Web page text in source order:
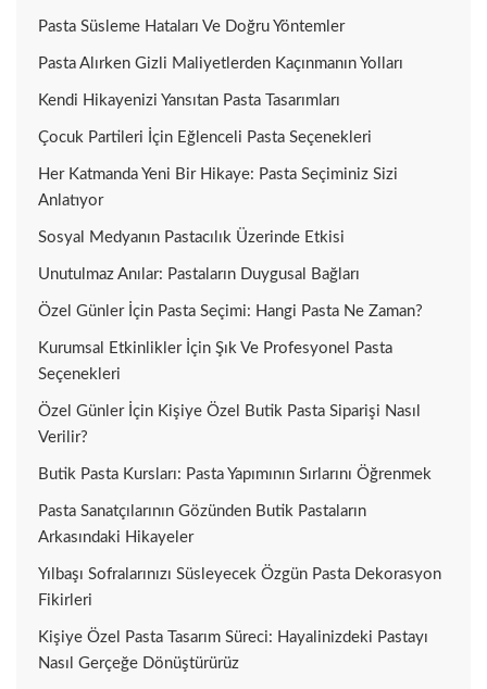
Pasta Süsleme Hataları Ve Doğru Yöntemler
Pasta Alırken Gizli Maliyetlerden Kaçınmanın Yolları
Kendi Hikayenizi Yansıtan Pasta Tasarımları
Çocuk Partileri İçin Eğlenceli Pasta Seçenekleri
Her Katmanda Yeni Bir Hikaye: Pasta Seçiminiz Sizi
Anlatıyor
Sosyal Medyanın Pastacılık Üzerinde Etkisi
Unutulmaz Anılar: Pastaların Duygusal Bağları
Özel Günler İçin Pasta Seçimi: Hangi Pasta Ne Zaman?
Kurumsal Etkinlikler İçin Şık Ve Profesyonel Pasta
Seçenekleri
Özel Günler İçin Kişiye Özel Butik Pasta Siparişi Nasıl
Verilir?
Butik Pasta Kursları: Pasta Yapımının Sırlarını Öğrenmek
Pasta Sanatçılarının Gözünden Butik Pastaların
Arkasındaki Hikayeler
Yılbaşı Sofralarınızı Süsleyecek Özgün Pasta Dekorasyon
Fikirleri
Kişiye Özel Pasta Tasarım Süreci: Hayalinizdeki Pastayı
Nasıl Gerçeğe Dönüştürürüz